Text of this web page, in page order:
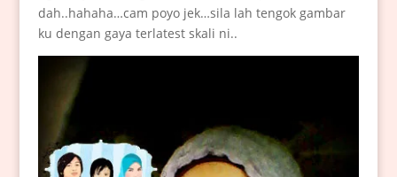
dah..hahaha…cam poyo jek…sila lah tengok gambar
ku dengan gaya terlatest skali ni..